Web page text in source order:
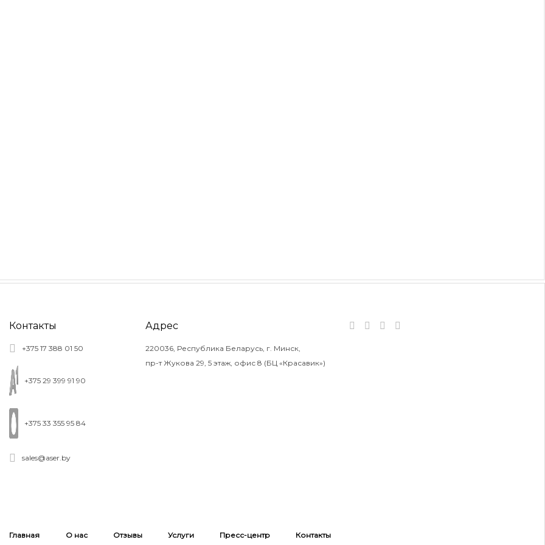
Контакты
+375 17 388 01 50
+375 29 399 91 90
+375 33 355 95 84
sales@aser.by
Адрес
220036, Республика Беларусь, г. Минск,
пр-т Жукова 29, 5 этаж, офис 8 (БЦ «Красавик»)
Главная О нас Отзывы Услуги Пресс-центр Контакты